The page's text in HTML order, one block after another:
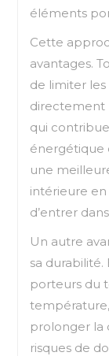
éléments
Cette
avantages.
de limiter
directement
qui
énergétique
une
intérieure
d’entrer
Un autre
sa
porteurs du
prolonger la
risques de